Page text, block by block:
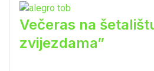
Večeras na
zvijezdama”